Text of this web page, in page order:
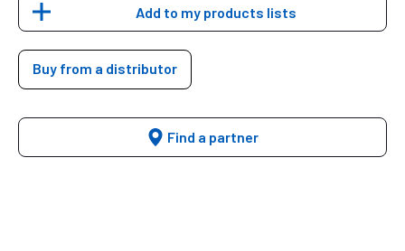
Add to my products lists
Buy from a distributor
Find a partner